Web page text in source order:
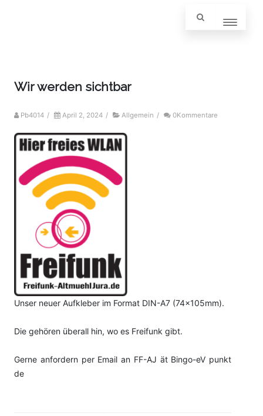
Wir werden sichtbar
Pb4014 / April 2, 2024 / Allgemein / 0Kommentare
Unser neuer Aufkleber im Format DIN-A7 (74x105mm).
Die gehören überall hin, wo es Freifunk gibt.
Gerne anfordern per Email an FF-AJ ät Bingo-eV punkt
de